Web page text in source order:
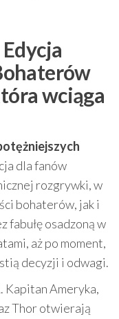
wciąga
dla fanów
rozgrywki, w
bohaterów, jak i
fabułę osadzoną w
aż po moment,
decyzji i odwagi.
Kapitan Ameryka,
Thor otwierają